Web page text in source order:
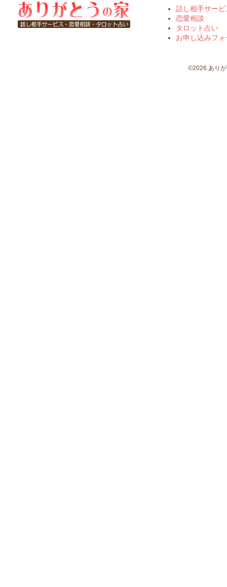
話し相手サービ
恋愛相談
タロット占い
お申し込みフ
©2026 あり